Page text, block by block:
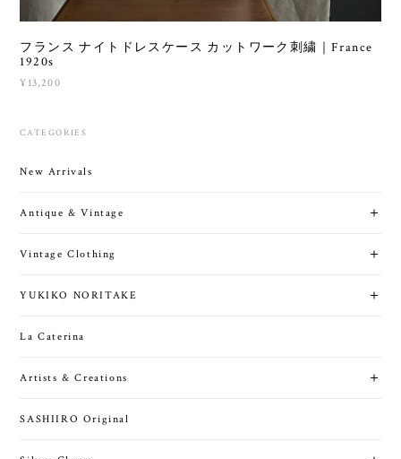
フランス ナイトドレスケース カットワーク刺繍｜France
1920s
¥13,200
CATEGORIES
New Arrivals
Antique & Vintage
Vintage Clothing
YUKIKO NORITAKE
La Caterina
Artists & Creations
SASHIIRO Original